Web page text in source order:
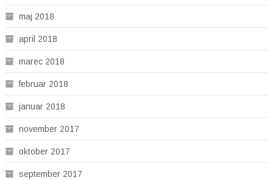
maj 2018
april 2018
marec 2018
februar 2018
januar 2018
november 2017
oktober 2017
september 2017